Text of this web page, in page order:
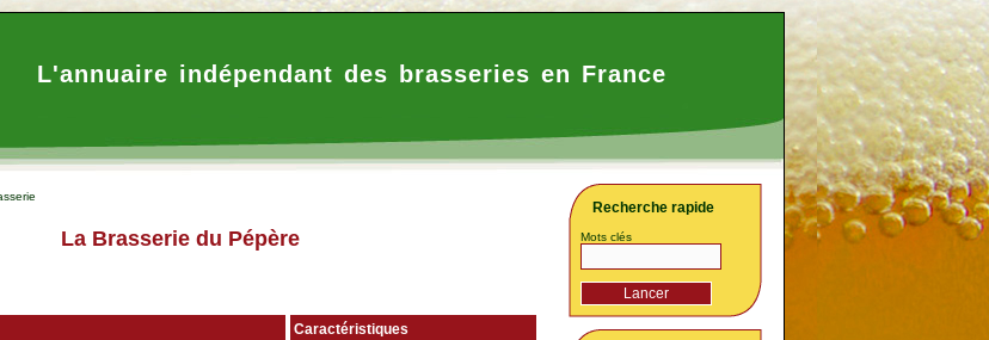
L'annuaire indépendant des brasseries en France
La Brasserie du Pépère
Caractéristiques
Recherche rapide
Mots clés